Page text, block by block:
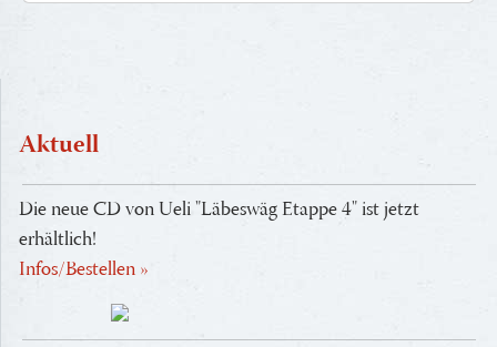
Aktuell
Die neue CD von Ueli "Läbeswäg Etappe 4" ist jetzt
erhältlich!
Infos/Bestellen »